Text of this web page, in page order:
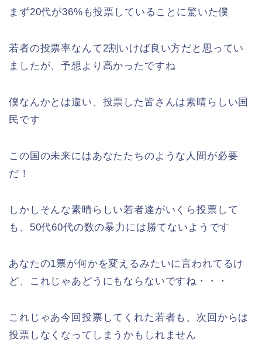
まず20代が36%も投票していることに驚いた僕
若者の投票率なんて2割いけば良い方だと思ってい
ましたが、予想より高かったですね
僕なんかとは違い、投票した皆さんは素晴らしい国
民です
この国の未来にはあなたたちのような人間が必要
だ！
しかしそんな素晴らしい若者達がいくら投票して
も、50代60代の数の暴力には勝てないようです
あなたの1票が何かを変えるみたいに言われてるけ
ど、これじゃあどうにもならないですね・・・
これじゃあ今回投票してくれた若者も、次回からは
投票しなくなってしまうかもしれません